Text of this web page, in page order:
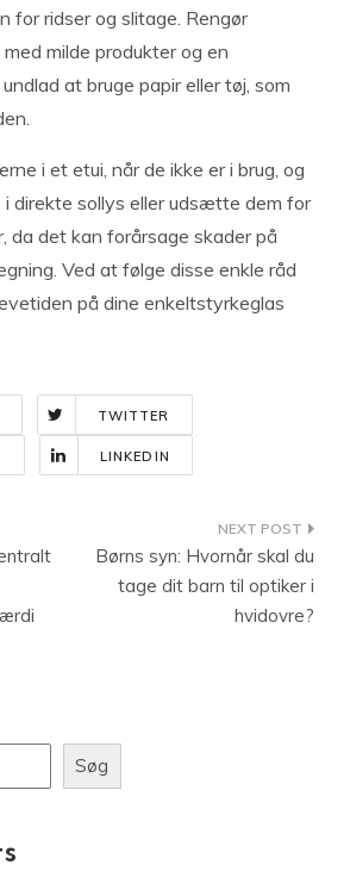
for ridser og slitage. Rengør
milde produkter og en
at bruge papir eller tøj, som
i et etui, når de ikke er i brug, og
i direkte sollys eller udsætte dem for
da det kan forårsage skader på
Ved at følge disse enkle råd
på dine enkeltstyrkeglas
TWITTER
LINKEDIN
Børns syn: Hvornår skal du
tage dit barn til optiker i
hvidovre?
Søg